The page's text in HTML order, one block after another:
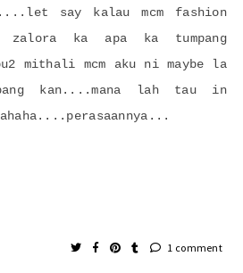
say kalau mcm fashion
zalora ka apa ka tumpang
mithali mcm aku ni maybe la
kan....mana lah tau in
1 comment